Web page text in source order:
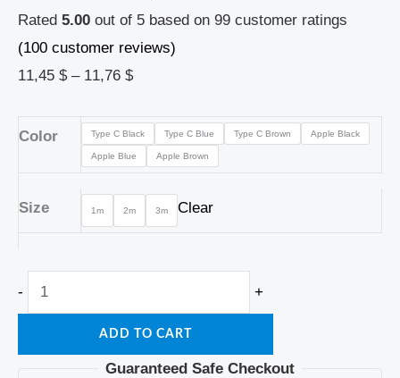
Rated 5.00 out of 5 based on 99 customer ratings
(100 customer reviews)
11,45 $ – 11,76 $
Color Type C Black Type C Blue Type C Brown Apple Black
Apple Blue Apple Brown
Size 1m 2m 3m Clear
- +
ADD TO CART
Guaranteed Safe Checkout